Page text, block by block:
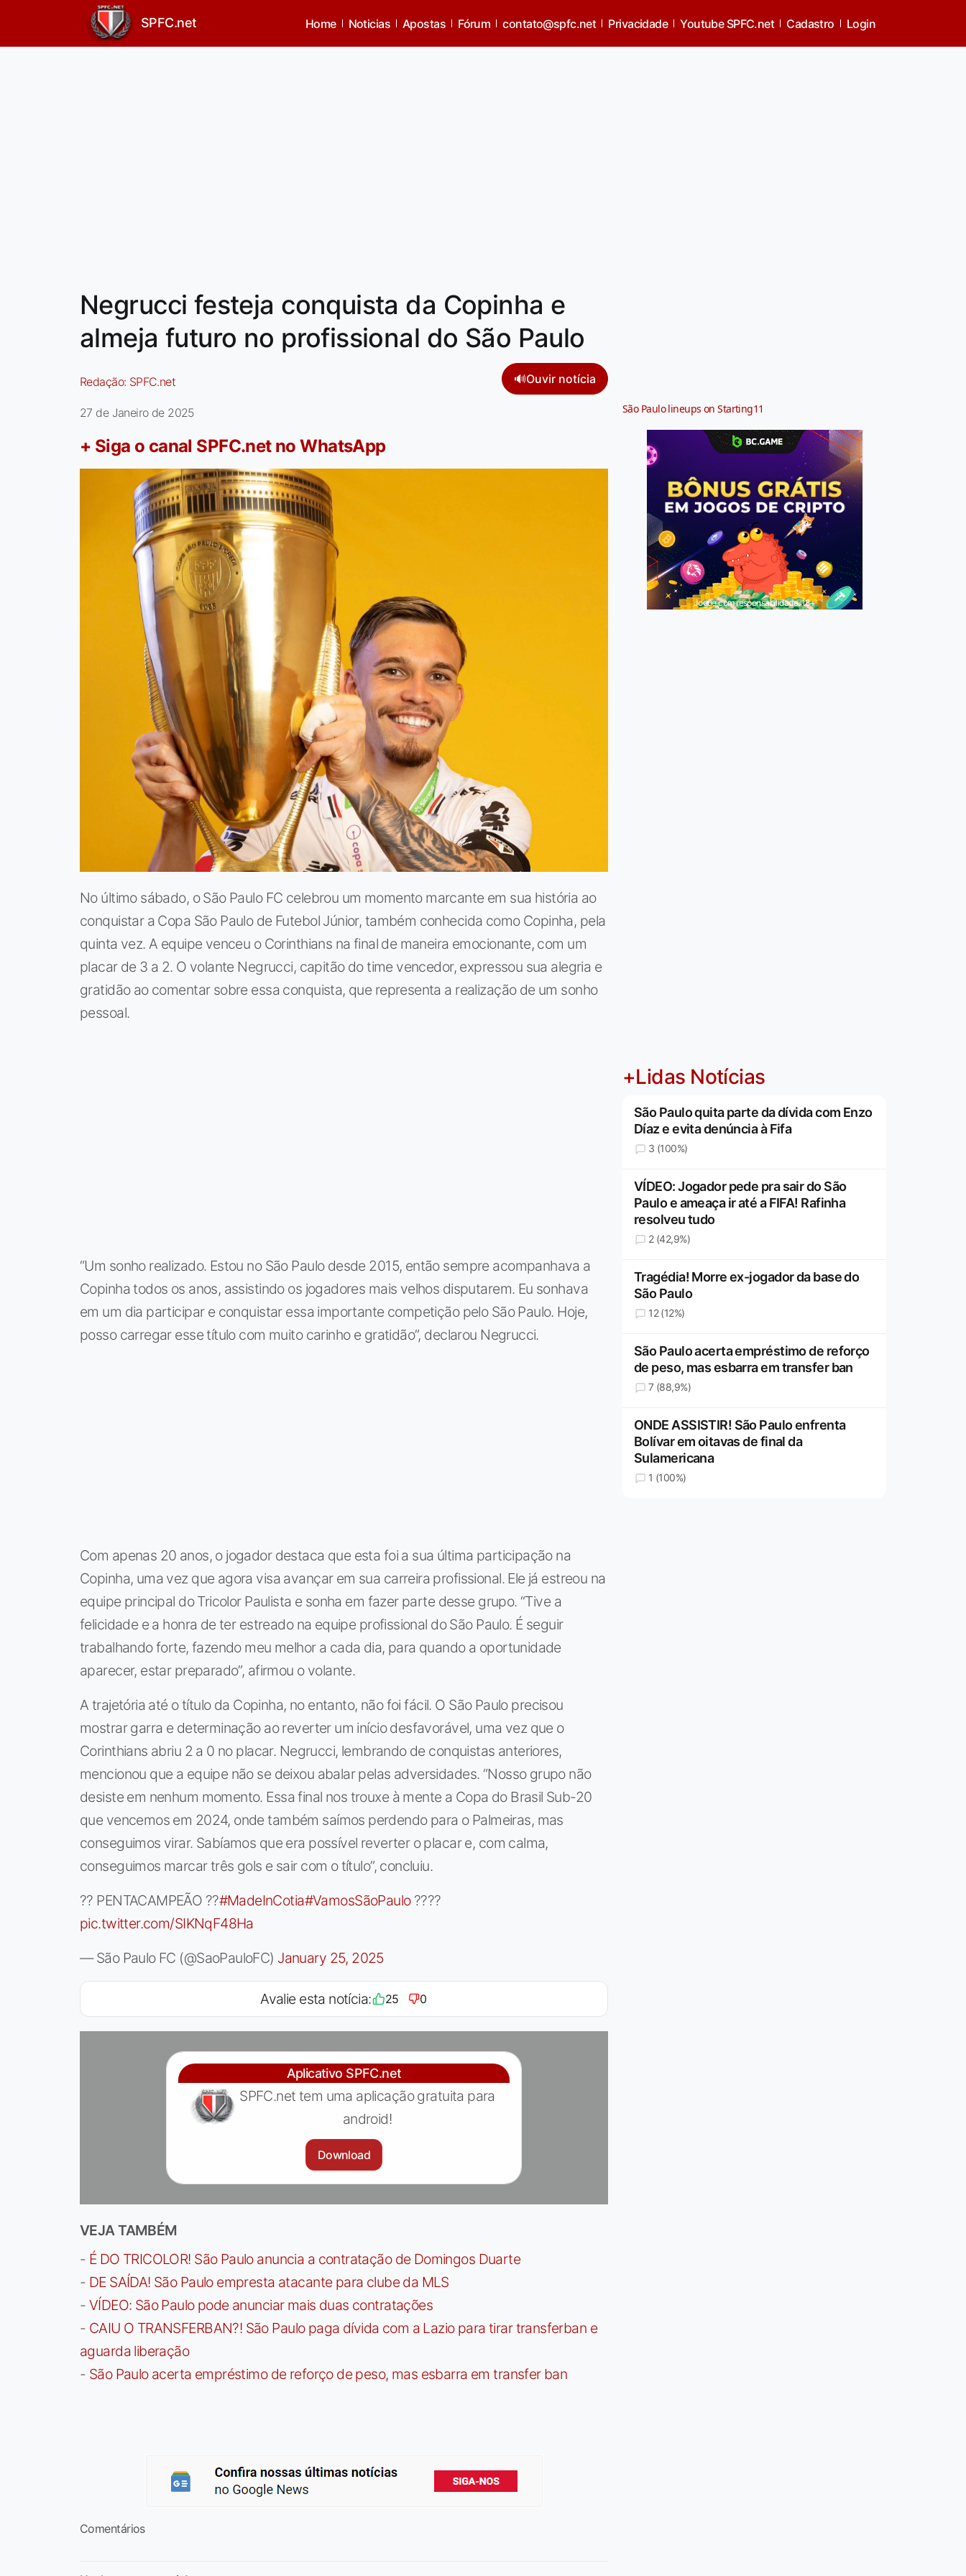
SPFC.net Home Noticias Apostas Fórum contato@spfc.net Privacidade Youtube SPFC.net Cadastro Login
Negrucci festeja conquista da Copinha e
almeja futuro no profissional do São Paulo
Redação: SPFC.net 🔊Ouvir notícia
27 de Janeiro de 2025
+ Siga o canal SPFC.net no WhatsApp
No último sábado, o São Paulo FC celebrou um momento marcante em sua história ao
conquistar a Copa São Paulo de Futebol Júnior, também conhecida como Copinha, pela
quinta vez. A equipe venceu o Corinthians na final de maneira emocionante, com um
placar de 3 a 2. O volante Negrucci, capitão do time vencedor, expressou sua alegria e
gratidão ao comentar sobre essa conquista, que representa a realização de um sonho
pessoal.
“Um sonho realizado. Estou no São Paulo desde 2015, então sempre acompanhava a
Copinha todos os anos, assistindo os jogadores mais velhos disputarem. Eu sonhava
em um dia participar e conquistar essa importante competição pelo São Paulo. Hoje,
posso carregar esse título com muito carinho e gratidão”, declarou Negrucci.
Com apenas 20 anos, o jogador destaca que esta foi a sua última participação na
Copinha, uma vez que agora visa avançar em sua carreira profissional. Ele já estreou na
equipe principal do Tricolor Paulista e sonha em fazer parte desse grupo. “Tive a
felicidade e a honra de ter estreado na equipe profissional do São Paulo. É seguir
trabalhando forte, fazendo meu melhor a cada dia, para quando a oportunidade
aparecer, estar preparado”, afirmou o volante.
A trajetória até o título da Copinha, no entanto, não foi fácil. O São Paulo precisou
mostrar garra e determinação ao reverter um início desfavorável, uma vez que o
Corinthians abriu 2 a 0 no placar. Negrucci, lembrando de conquistas anteriores,
mencionou que a equipe não se deixou abalar pelas adversidades. “Nosso grupo não
desiste em nenhum momento. Essa final nos trouxe à mente a Copa do Brasil Sub-20
que vencemos em 2024, onde também saímos perdendo para o Palmeiras, mas
conseguimos virar. Sabíamos que era possível reverter o placar e, com calma,
conseguimos marcar três gols e sair com o título”, concluiu.
?? PENTACAMPEÃO ??#MadeInCotia#VamosSãoPaulo????
pic.twitter.com/SIKNqF48Ha
— São Paulo FC (@SaoPauloFC) January 25, 2025
Avalie esta notícia: 25 0
Aplicativo SPFC.net
SPFC.net tem uma aplicação gratuita para
android!
Download
VEJA TAMBÉM
- É DO TRICOLOR! São Paulo anuncia a contratação de Domingos Duarte
- DE SAÍDA! São Paulo empresta atacante para clube da MLS
- VÍDEO: São Paulo pode anunciar mais duas contratações
- CAIU O TRANSFERBAN?! São Paulo paga dívida com a Lazio para tirar transferban e
aguarda liberação
- São Paulo acerta empréstimo de reforço de peso, mas esbarra em transfer ban
Comentários
São Paulo lineups on Starting11
Jogue com responsabilidade. 18+
+Lidas Notícias
São Paulo quita parte da dívida com Enzo
Díaz e evita denúncia à Fifa
3 (100%)
VÍDEO: Jogador pede pra sair do São
Paulo e ameaça ir até a FIFA! Rafinha
resolveu tudo
2 (42,9%)
Tragédia! Morre ex-jogador da base do
São Paulo
12 (12%)
São Paulo acerta empréstimo de reforço
de peso, mas esbarra em transfer ban
7 (88,9%)
ONDE ASSISTIR! São Paulo enfrenta
Bolívar em oitavas de final da
Sulamericana
1 (100%)